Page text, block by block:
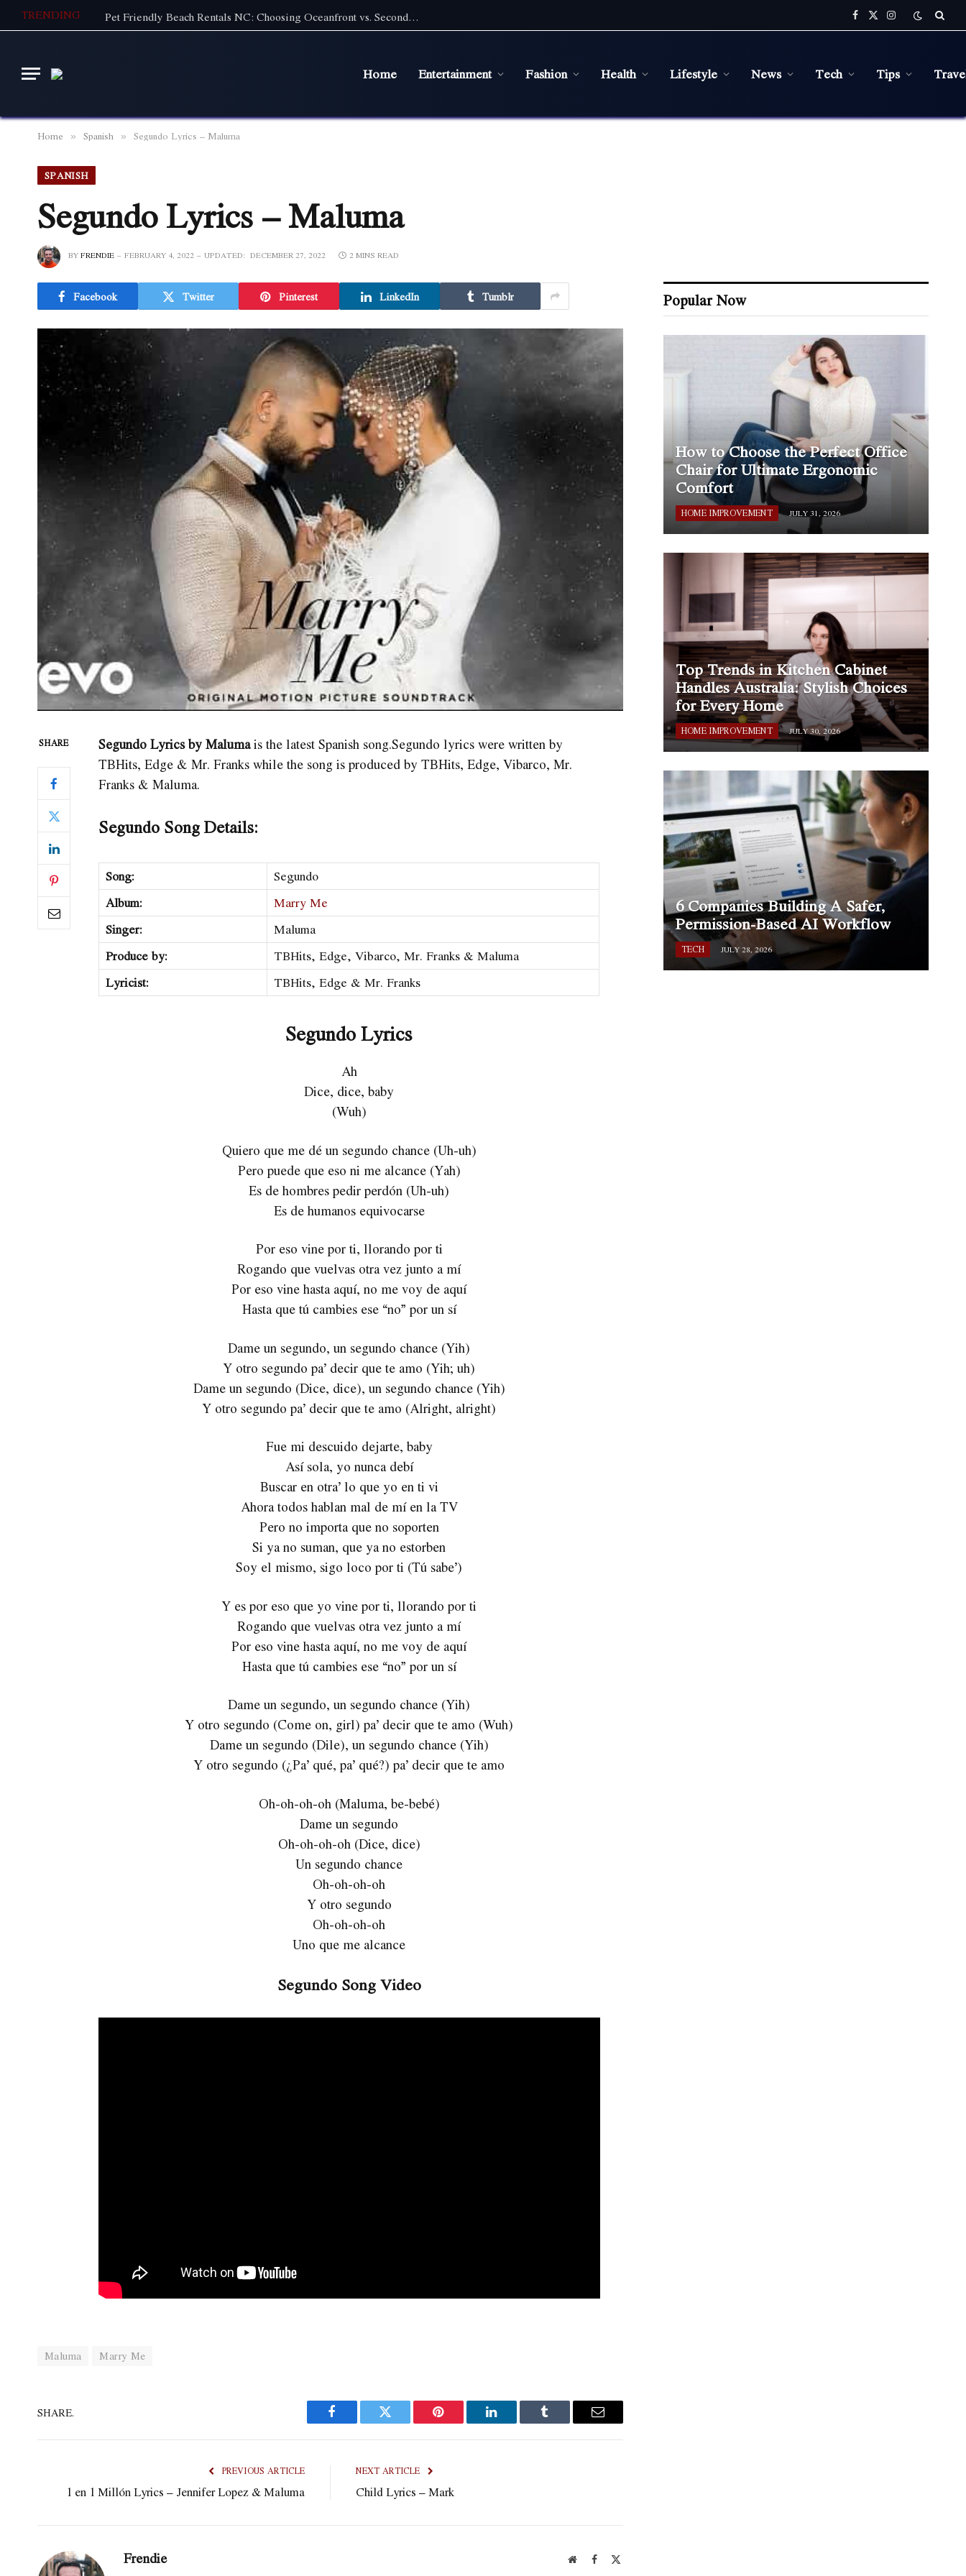
TRENDING Pet Friendly Beach Rentals NC: Choosing Oceanfront vs. Second Row With a Pet Facebook
X
(Twitter)
Instagram
Home Entertainment Fashion Health Lifestyle News Tech Tips
Home » Spanish » Segundo Lyrics – Maluma
SPANISH
Segundo Lyrics – Maluma
BYFRENDIE FEBRUARY 4, 2022 UPDATED: DECEMBER 27, 2022 2 MINS READ
Facebook Twitter Pinterest LinkedIn Tumblr
SHARE Segundo Lyrics by Malumais the latest Spanish song.Segundo lyrics were written by
TBHits, Edge & Mr. Franks while the song is produced by TBHits, Edge, Vibarco, Mr.
Franks & Maluma.
Segundo Song Details:
Song:
Segundo
Album:
Marry Me
Singer:
Maluma
Produce by:
​​TBHits, Edge, Vibarco, Mr. Franks & Maluma
Lyricist:
TBHits, Edge & Mr. Franks
Segundo Lyrics
Ah
Dice, dice, baby
(Wuh)
Quiero que me dé un segundo chance (Uh-uh)
Pero puede que eso ni me alcance (Yah)
Es de hombres pedir perdón (Uh-uh)
Es de humanos equivocarse
Por eso vine por ti, llorando por ti
Rogando que vuelvas otra vez junto a mí
Por eso vine hasta aquí, no me voy de aquí
Hasta que tú cambies ese “no” por un sí
Dame un segundo, un segundo chance (Yih)
Y otro segundo pa’ decir que te amo (Yih; uh)
Dame un segundo (Dice, dice), un segundo chance (Yih)
Y otro segundo pa’ decir que te amo (Alright, alright)
Fue mi descuido dejarte, baby
Así sola, yo nunca debí
Buscar en otra’ lo que yo en ti vi
Ahora todos hablan mal de mí en la TV
Pero no importa que no soporten
Si ya no suman, que ya no estorben
Soy el mismo, sigo loco por ti (Tú sabe’)
Y es por eso que yo vine por ti, llorando por ti
Rogando que vuelvas otra vez junto a mí
Por eso vine hasta aquí, no me voy de aquí
Hasta que tú cambies ese “no” por un sí
Dame un segundo, un segundo chance (Yih)
Y otro segundo (Come on, girl) pa’ decir que te amo (Wuh)
Dame un segundo (Dile), un segundo chance (Yih)
Y otro segundo (¿Pa’ qué, pa’ qué?) pa’ decir que te amo
Oh-oh-oh-oh (Maluma, be-bebé)
Dame un segundo
Oh-oh-oh-oh (Dice, dice)
Un segundo chance
Oh-oh-oh-oh
Y otro segundo
Oh-oh-oh-oh
Uno que me alcance
Segundo Song Video
Maluma Marry Me
SHARE.
Facebook Twitter Pinterest LinkedIn Tumblr Email
PREVIOUS ARTICLE
1 en 1 Millón Lyrics – Jennifer Lopez & Maluma
NEXT ARTICLE
Child Lyrics – Mark
Frendie WebsiteFacebook
X
Popular Now
How to Choose the Perfect Office
Chair for Ultimate Ergonomic
Comfort
HOME IMPROVEMENT JULY 31, 2026
Top Trends in Kitchen Cabinet
Handles Australia: Stylish Choices
for Every Home
HOME IMPROVEMENT JULY 30, 2026
6 Companies Building A Safer,
Permission-Based AI Workflow
TECH JULY 28, 2026